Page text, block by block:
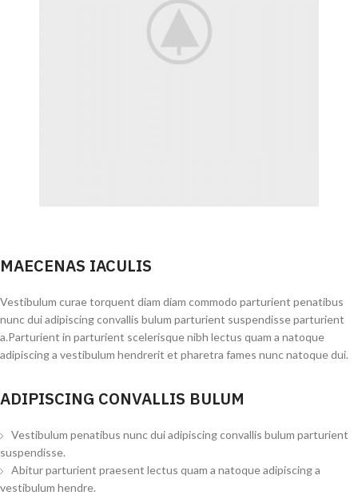
MAECENAS IACULIS
Vestibulum curae torquent diam diam commodo parturient penatibus
nunc dui adipiscing convallis bulum parturient suspendisse parturient
a.Parturient in parturient scelerisque nibh lectus quam a natoque
adipiscing a vestibulum hendrerit et pharetra fames nunc natoque dui.
ADIPISCING CONVALLIS BULUM
Vestibulum penatibus nunc dui adipiscing convallis bulum parturient
suspendisse.
Abitur parturient praesent lectus quam a natoque adipiscing a
vestibulum hendre.